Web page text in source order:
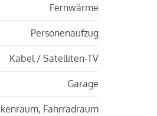
Fernwärme
Personenaufzug
Kabel / Satelliten-TV
Garage
Fahrradraum